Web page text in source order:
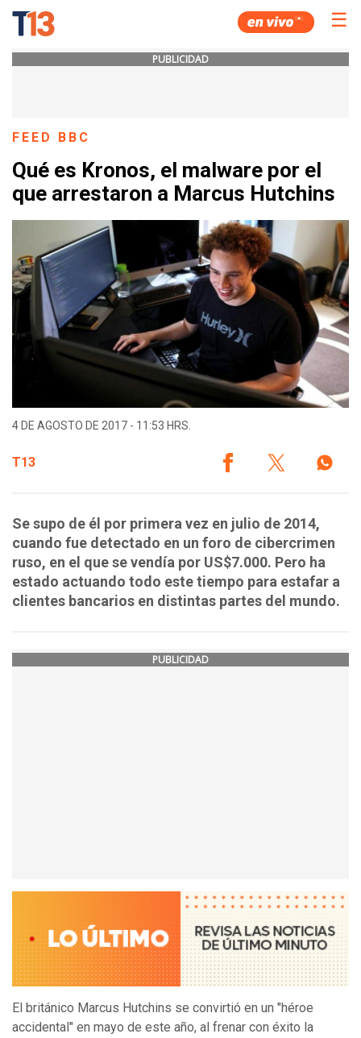
☰
PUBLICIDAD
FEED BBC
Qué es Kronos, el malware por el
que arrestaron a Marcus Hutchins
4 DE AGOSTO DE 2017 - 11:53 HRS.
T13
Se supo de él por primera vez en julio de 2014,
cuando fue detectado en un foro de cibercrimen
ruso, en el que se vendía por US$7.000. Pero ha
estado actuando todo este tiempo para estafar a
clientes bancarios en distintas partes del mundo.
PUBLICIDAD
El británico Marcus Hutchins se convirtió en un "héroe
accidental" en mayo de este año, al frenar con éxito la